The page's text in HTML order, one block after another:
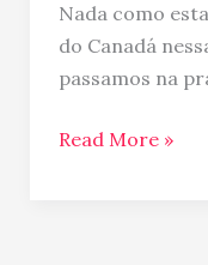
Nada como
do Canadá
passamos na
Read More »